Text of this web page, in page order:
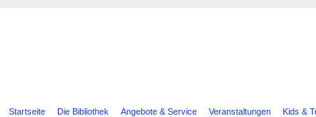
Navigation
Startseite Die Bibliothek Angebote & Service Veranstaltungen Kids &